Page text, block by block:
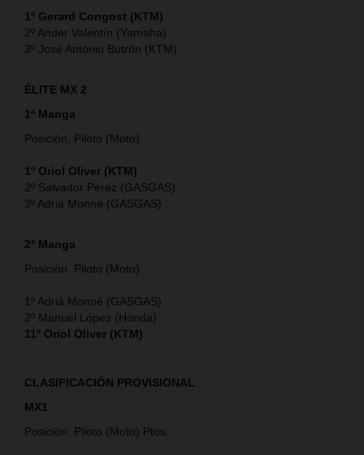
1º Gerard Congost (KTM)
2º Ander Valentín (Yamaha)
3º José Antonio Butrón (KTM)
ÉLITE MX 2
1ª Manga
Posición. Piloto (Moto)
1º Oriol Oliver (KTM)
2º Salvador Pérez (GASGAS)
3º Adrià Monné (GASGAS)
2ª Manga
Posición. Piloto (Moto)
1º Adrià Monné (GASGAS)
2º Manuel López (Honda)
11º Oriol Oliver (KTM)
CLASIFICACIÓN PROVISIONAL
MX1
Posición. Piloto (Moto) Ptos.